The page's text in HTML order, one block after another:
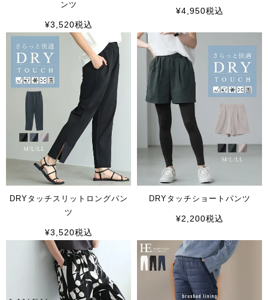
ンツ
¥3,520税込
¥4,950税込
DRYタッチスリットロングパン
ツ
¥3,520税込
DRYタッチショートパンツ
¥2,200税込